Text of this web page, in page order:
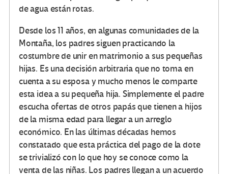
de agua están rotas.
Desde los 11 años, en algunas comunidades de la
Montaña, los padres siguen practicando la
costumbre de unir en matrimonio a sus pequeñas
hijas. Es una decisión arbitraria que no toma en
cuenta a su esposa y mucho menos le comparte
esta idea a su pequeña hija. Simplemente el padre
escucha ofertas de otros papás que tienen a hijos
de la misma edad para llegar a un arreglo
económico. En las últimas décadas hemos
constatado que esta práctica del pago de la dote
se trivializó con lo que hoy se conoce como la
venta de las niñas. Los padres llegan a un acuerdo